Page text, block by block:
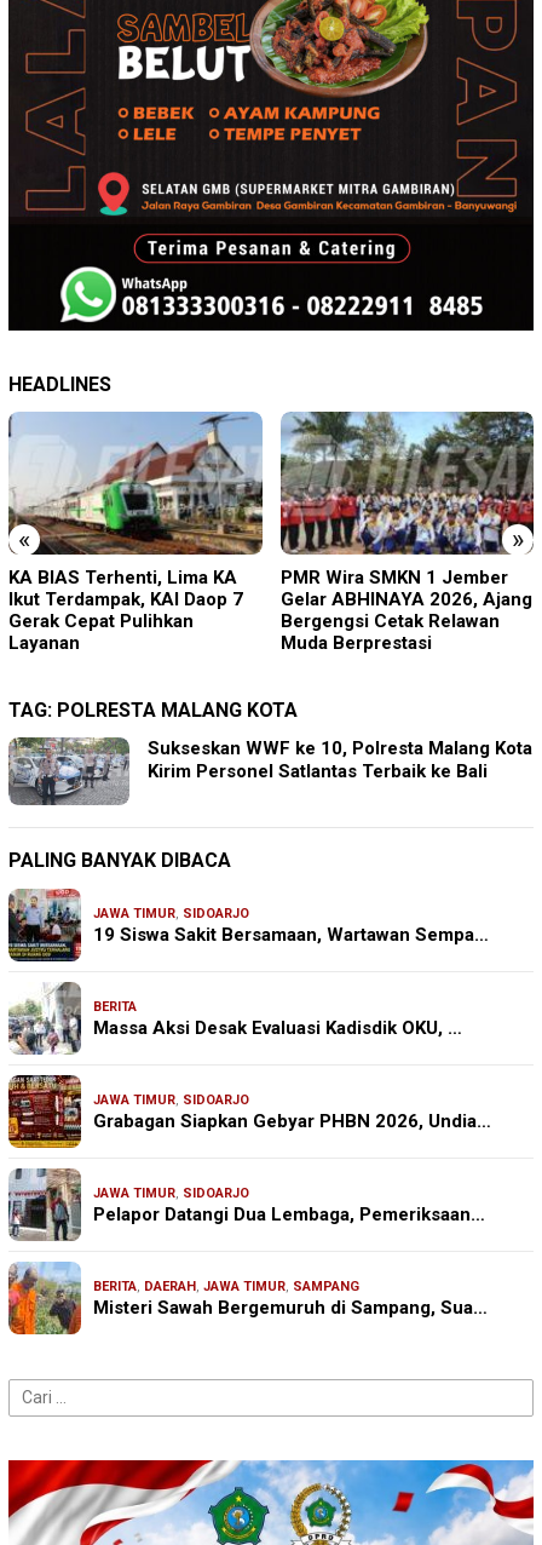
HEADLINES
« »
PMR Wira SMKN 1 Jember
Gelar ABHINAYA 2026, Ajang
Bergengsi Cetak Relawan
Muda Berprestasi
Imigrasi Ponorogo Deportasi
Satu WN Tiongkok
Salahgunakan Ijin Tinggal
TAG: POLRESTA MALANG KOTA
Sukseskan WWF ke 10, Polresta Malang Kota
Kirim Personel Satlantas Terbaik ke Bali
PALING BANYAK DIBACA
JAWA TIMUR, SIDOARJO
19 Siswa Sakit Bersamaan, Wartawan Sempa…
BERITA
Massa Aksi Desak Evaluasi Kadisdik OKU, …
JAWA TIMUR, SIDOARJO
Grabagan Siapkan Gebyar PHBN 2026, Undia…
JAWA TIMUR, SIDOARJO
Pelapor Datangi Dua Lembaga, Pemeriksaan…
BERITA, DAERAH, JAWA TIMUR, SAMPANG
Misteri Sawah Bergemuruh di Sampang, Sua…
Cari
untuk: